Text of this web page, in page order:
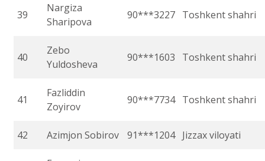
39
Nargiza
Sharipova
90***3227 Toshkent shahri
40
Zebo
Yuldosheva
90***1603 Toshkent shahri
41
Fazliddin
Zoyirov
90***7734 Toshkent shahri
42 Azimjon Sobirov 91***1204 Jizzax viloyati